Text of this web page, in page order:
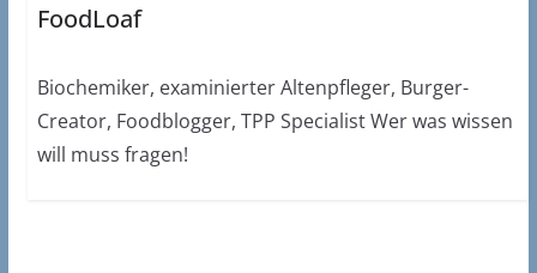
FoodLoaf
Biochemiker, examinierter Altenpfleger, Burger-
Creator, Foodblogger, TPP Specialist Wer was wissen
will muss fragen!